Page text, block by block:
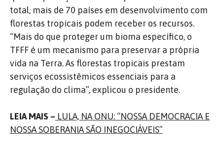
total, mais de 70 países em desenvolvimento com
florestas tropicais podem receber os recursos.
“Mais do que proteger um bioma específico, o
TFFF é um mecanismo para preservar a própria
vida na Terra. As florestas tropicais prestam
serviços ecossistêmicos essenciais para a
regulação do clima”, explicou o presidente.
LEIA MAIS – LULA, NA ONU: “NOSSA DEMOCRACIA E
NOSSA SOBERANIA SÃO INEGOCIÁVEIS”